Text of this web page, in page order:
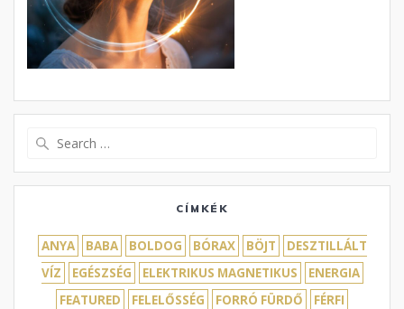
CÍMKÉK
ANYA BABA BOLDOG BÓRAX BÖJT
DESZTILLÁLT
VÍZ
EGÉSZSÉG ELEKTRIKUS MAGNETIKUS
ENERGIA
FEATURED
FELELŐSSÉG FORRÓ FÜRDŐ
FÉRFI